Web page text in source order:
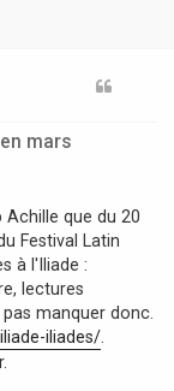
mars
que du 20
Festival Latin
à l'Iliade :
lectures
manquer donc.
iliades/